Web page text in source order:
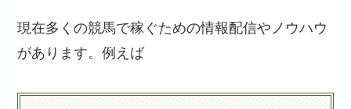
現在多くの競馬で稼ぐための情報配信やノウハウ
があります。例えば